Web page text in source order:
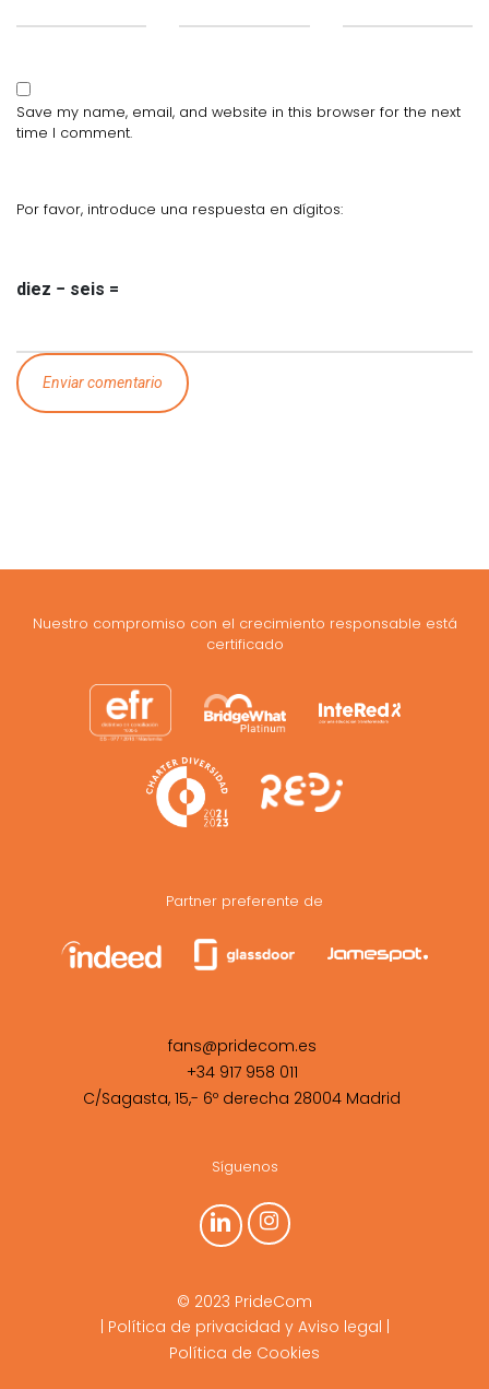
Save my name, email, and website in this browser for the next
time I comment.
Por favor, introduce una respuesta en dígitos:
diez − seis =
Partner preferente de
fans@pridecom.es
+34 917 958 011
C/Sagasta, 15,- 6º derecha 28004 Madrid
Nuestro compromiso con el crecimiento responsable está
certificado
Síguenos
© 2023 PrideCom
Política de privacidad y Aviso legal
Política de Cookies